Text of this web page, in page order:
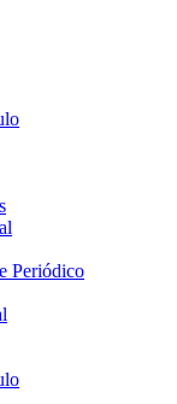
Periódico